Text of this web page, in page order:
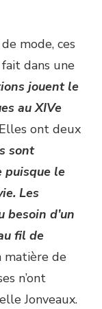
mode, ces
dans une
jouent le
au XIVe
ont deux
sont
puisque le
Les
d’un
fil de
matière de
n’ont
Jonveaux.